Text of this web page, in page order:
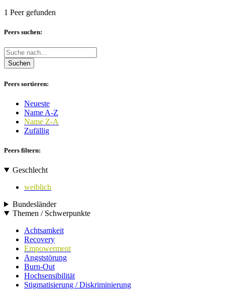
1 Peer gefunden
Peers suchen:
Suchen
Peers sortieren:
Neueste
Name A-Z
Name Z-A
Zufällig
Peers filtern:
Geschlecht
weiblich
Bundesländer
Themen / Schwerpunkte
Achtsamkeit
Recovery
Empowerment
Angststörung
Burn-Out
Hochsensibilität
Stigmatisierung / Diskriminierung